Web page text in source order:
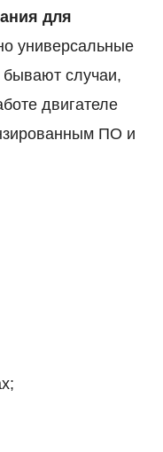
для
универсальные
бывают случаи,
двигателе
ПО и